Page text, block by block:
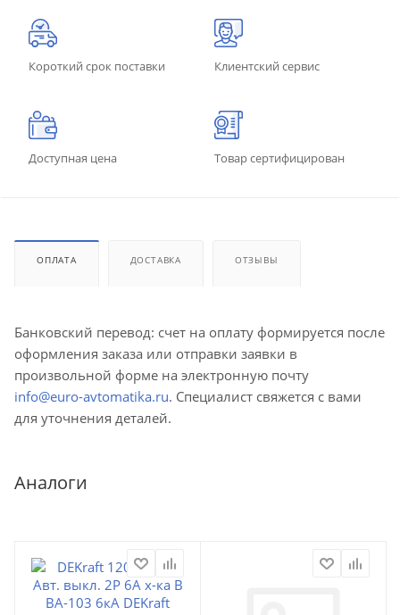
Короткий срок поставки Клиентский сервис
Доступная цена Товар сертифицирован
ОПЛАТА ДОСТАВКА ОТЗЫВЫ
Банковский перевод: счет на оплату формируется после
оформления заказа или отправки заявки в
произвольной форме на электронную почту
info@euro-avtomatika.ru. Специалист свяжется с вами
для уточнения деталей.
Аналоги